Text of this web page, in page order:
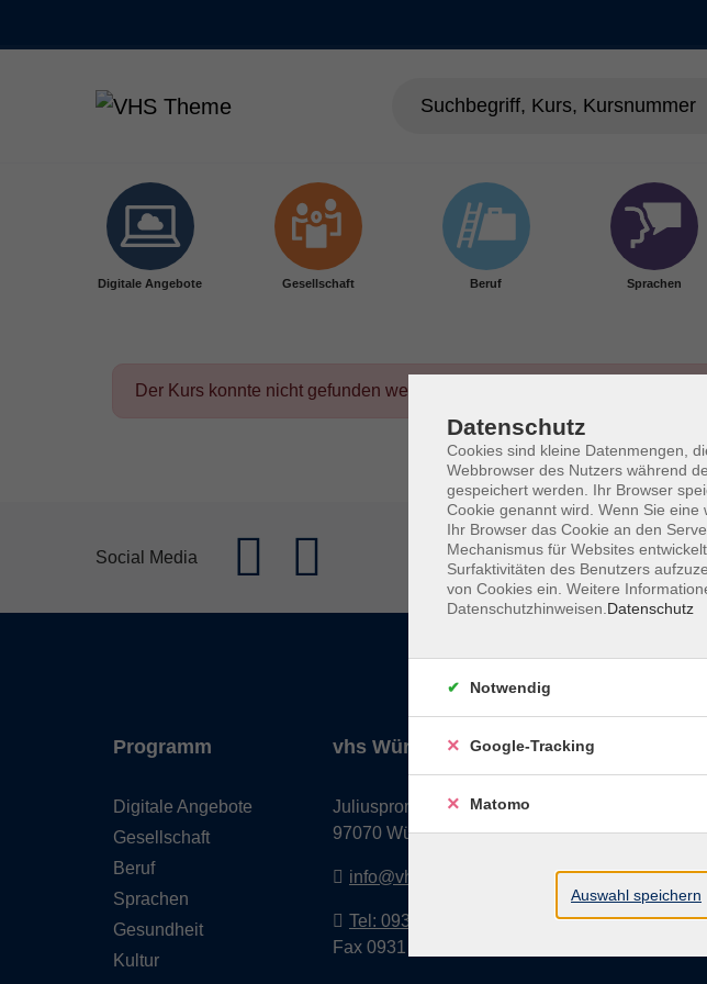
Digitale Angebote Gesellschaft Beruf Sprachen
Der Kurs konnte nicht gefunden werden.
Social Media Impressum
Programm
Digitale Angebote
Gesellschaft
Beruf
Sprachen
Gesundheit
Kultur
vhs Würzburg & Umgebung e. V.
Juliuspromenade 68
97070 Würzburg
info@vhs-wuerzburg.de
Tel: 0931 35593 0
Fax 0931 35593-20
Datenschutz
Cookies sind kleine Datenmengen,
Webbrowser des Nutzers während
gespeichert werden. Ihr Browser
Cookie genannt wird. Wenn Sie
Ihr Browser das Cookie an den
Mechanismus für Websites
Surfaktivitäten des Benutzers
von Cookies ein. Weitere
Datenschutzhinweisen. Datenschutz
Notwendig
Google-Tracking
Matomo
Auswahl speichern